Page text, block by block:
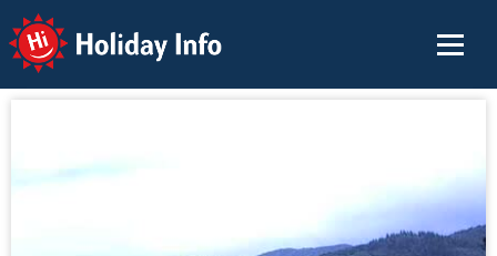
Holiday Info